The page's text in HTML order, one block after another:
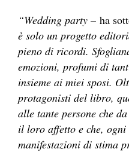
“Wedding party – ha
è solo un progetto
pieno di ricordi.
emozioni, profumi di
insieme ai miei sposi.
protagonisti del libro,
alle tante persone che
il loro affetto e che,
manifestazioni di stima